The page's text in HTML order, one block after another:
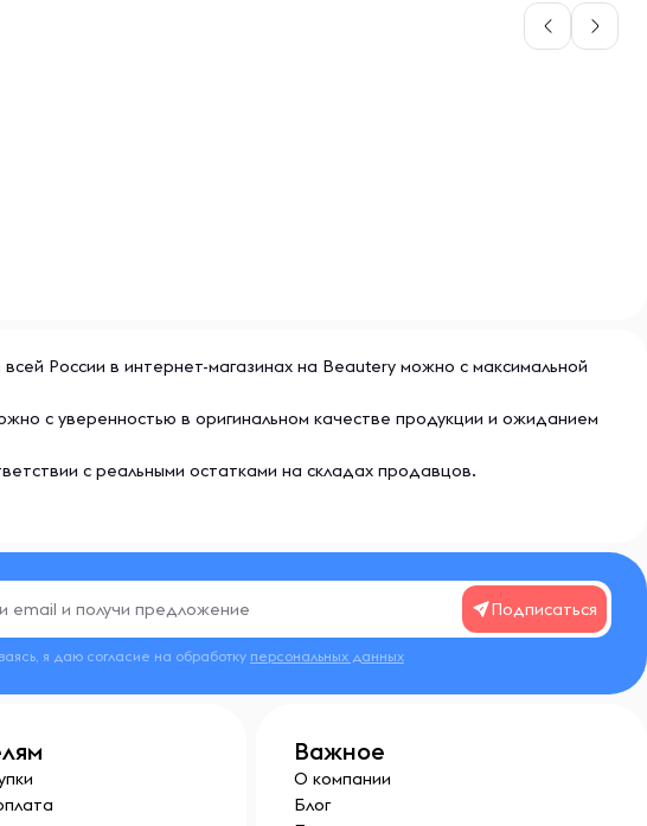
России в интернет-магазинах на Beautery можно с максимальной
с уверенностью в оригинальном качестве продукции и ожиданием
с реальными остатками на складах продавцов.
Подписаться
я даю согласие на обработку персональных данных
Важное
О компании
Блог